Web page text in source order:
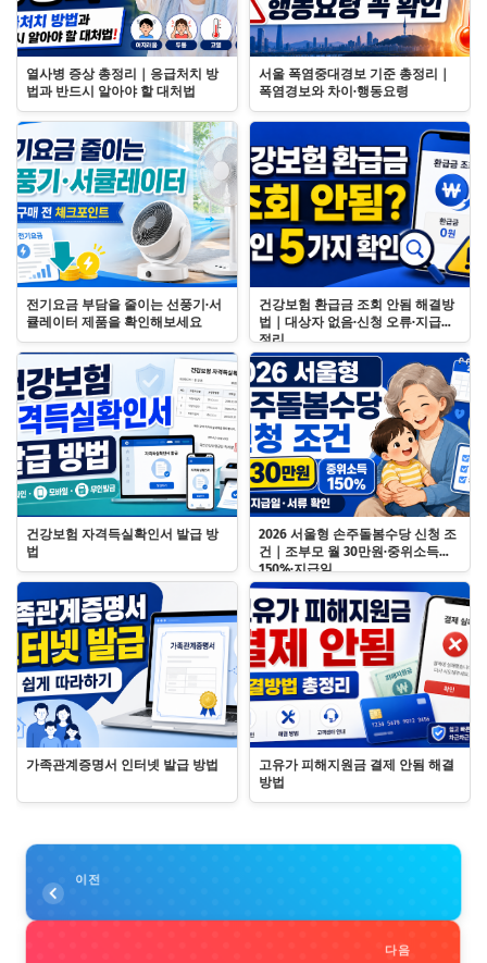
열사병 증상 총정리｜응급처치 방
법과 반드시 알아야 할 대처법
서울 폭염중대경보 기준 총정리｜
폭염경보와 차이·행동요령
전기요금 부담을 줄이는 선풍기·서
큘레이터 제품을 확인해보세요
건강보험 환급금 조회 안됨 해결방
법｜대상자 없음·신청 오류·지급일
정리
건강보험 자격득실확인서 발급 방
법
2026 서울형 손주돌봄수당 신청 조
건｜조부모 월 30만원·중위소득
150%·지급일
가족관계증명서 인터넷 발급 방법
고유가 피해지원금 결제 안됨 해결
방법
이전
다음